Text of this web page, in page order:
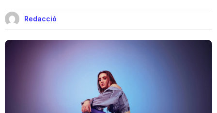
Videoclips
Cinema i Televisió
Teatre
Redacció